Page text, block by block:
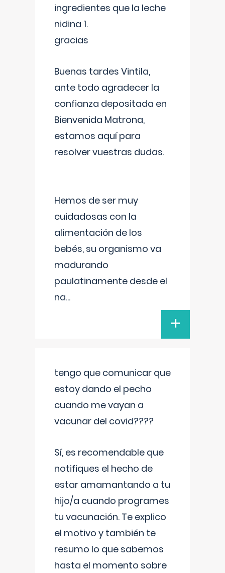
ingredientes que la leche
nidina 1.
gracias
Buenas tardes Vintila,
ante todo agradecer la
confianza depositada en
Bienvenida Matrona,
estamos aquí para
resolver vuestras dudas.
Hemos de ser muy
cuidadosas con la
alimentación de los
bebés, su organismo va
madurando
paulatinamente desde el
na...
+
tengo que comunicar que
estoy dando el pecho
cuando me vayan a
vacunar del covid????
Sí, es recomendable que
notifiques el hecho de
estar amamantando a tu
hijo/a cuando programes
tu vacunación. Te explico
el motivo y también te
resumo lo que sabemos
hasta el momento sobre